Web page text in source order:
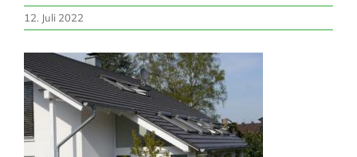
12. Juli 2022